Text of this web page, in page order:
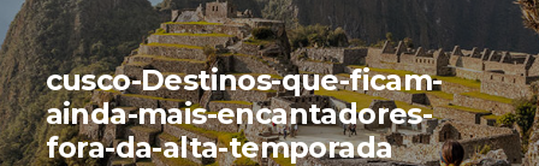
cusco-Destinos-que-ficam-
ainda-mais-encantadores-
fora-da-alta-temporada